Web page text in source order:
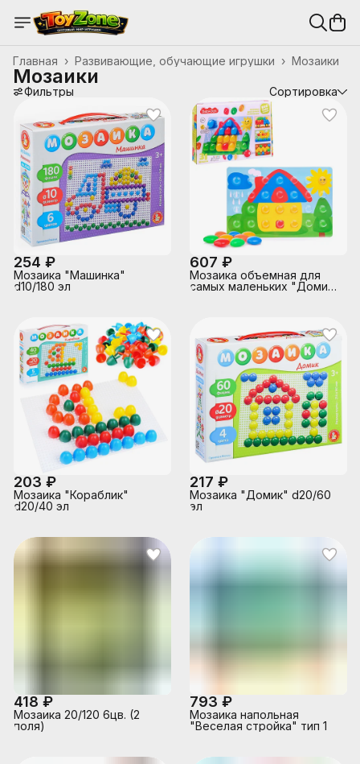
Мозаики
Развивающие, обучающие игрушки ›
Главная ›
Мозаики
Фильтры Сортировка
254 ₽
Мозаика "Машинка"
d10/180 эл
607 ₽
Мозаика объемная для
самых маленьких "Домик"
203 ₽
Мозаика "Кораблик"
d20/40 эл
217 ₽
Мозаика "Домик" d20/60
эл
418 ₽
Мозаика 20/120 6цв. (2
поля)
793 ₽
Мозаика напольная
"Веселая стройка" тип 1